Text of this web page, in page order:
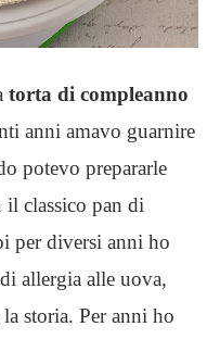
torta di compleanno
anni amavo guarnire
potevo prepararle
il classico pan di
per diversi anni ho
allergia alle uova,
storia. Per anni ho